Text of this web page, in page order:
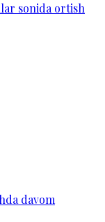
sonida ortish
davom